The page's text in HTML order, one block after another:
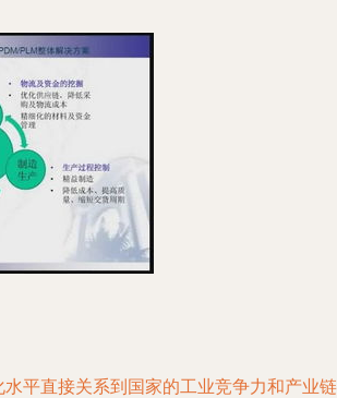
平直接关系到国家的工业竞争力和产业